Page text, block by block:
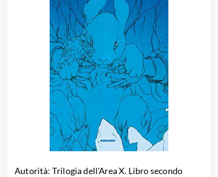
Autorità: Trilogia dell'Area X. Libro secondo